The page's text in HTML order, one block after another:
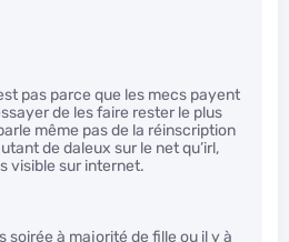
pas parce que les mecs payent
de les faire rester le plus
même pas de la réinscription
de daleux sur le net qu’irl,
visible sur internet.
soirée à majorité de fille ou il y à